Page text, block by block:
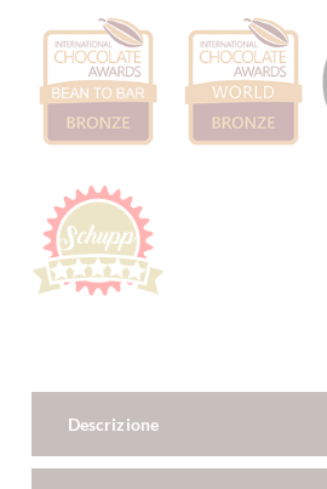
Descrizione